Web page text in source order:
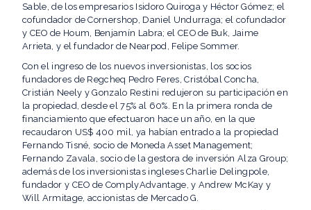
Sable, de los empresarios Isidoro Quiroga y Héctor Gómez; el
cofundador de Cornershop, Daniel Undurraga; el cofundador
y CEO de Houm, Benjamín Labra; el CEO de Buk, Jaime
Arrieta, y el fundador de Nearpod, Felipe Sommer.
Con el ingreso de los nuevos inversionistas, los socios
fundadores de Regcheq Pedro Feres, Cristóbal Concha,
Cristián Neely y Gonzalo Restini redujeron su participación en
la propiedad, desde el 75% al 60%. En la primera ronda de
financiamiento que efectuaron hace un año, en la que
recaudaron US$ 400 mil, ya habían entrado a la propiedad
Fernando Tisné, socio de Moneda Asset Management;
Fernando Zavala, socio de la gestora de inversión Alza Group;
además de los inversionistas ingleses Charlie Delingpole,
fundador y CEO de ComplyAdvantage, y Andrew McKay y
Will Armitage, accionistas de Mercado G.